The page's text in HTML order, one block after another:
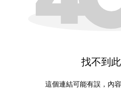
找不到
這個連結可能有誤，內